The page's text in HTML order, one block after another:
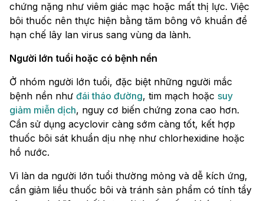
chứng nặng như viêm giác mạc hoặc mất thị lực. Việc
bôi thuốc nên thực hiện bằng tăm bông vô khuẩn để
hạn chế lây lan virus sang vùng da lành.
Người lớn tuổi hoặc có bệnh nền
Ở nhóm người lớn tuổi, đặc biệt những người mắc
bệnh nền như đái tháo đường, tim mạch hoặc suy
giảm miễn dịch, nguy cơ biến chứng zona cao hơn.
Cần sử dụng acyclovir càng sớm càng tốt, kết hợp
thuốc bôi sát khuẩn dịu nhẹ như chlorhexidine hoặc
hồ nước.
Vì làn da người lớn tuổi thường mỏng và dễ kích ứng,
cần giảm liều thuốc bôi và tránh sản phẩm có tính tẩy